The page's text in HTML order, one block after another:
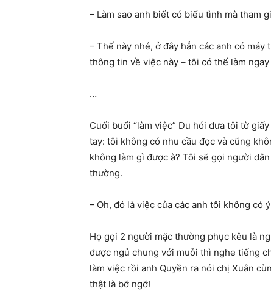
– Làm sao anh biết có biểu tình mà tham
– Thế này nhé, ở đây hẳn các anh có
thông tin về việc này – tôi có thể làm
…
Cuối buổi “làm việc” Du hói đưa tôi tờ
tay: tôi không có nhu cầu đọc và cũng
không làm gì được à? Tôi sẽ gọi người
thường.
– Oh, đó là việc của các anh tôi không có
Họ gọi 2 người mặc thường phục kêu là
được ngủ chung với muỗi thì nghe tiếng
làm việc rồi anh Quyền ra nói chị Xuân
thật là bỡ ngỡ!